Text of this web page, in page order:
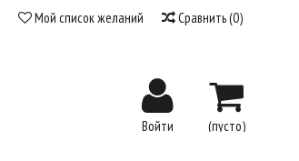
Сравнить(0)
Мой список желаний
(пусто)
Войти